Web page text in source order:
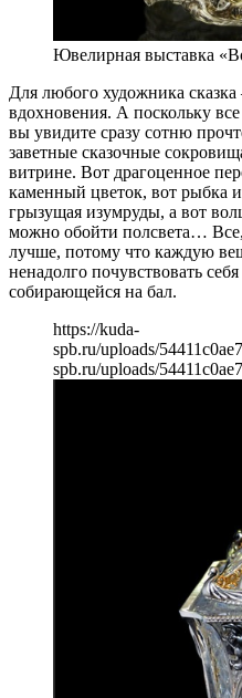
Ювелирная выставка
Для любого художника
вдохновения. А поскольку
вы увидите сразу сотню
заветные сказочные
витрине. Вот драгоценное
каменный цветок, вот рыбка
грызущая изумруды, а вот
можно обойти полсвета…
лучше, потому что каждую
ненадолго почувствовать
собирающейся на бал.
https://kuda-
spb.ru/uploads/
spb.ru/uploads/